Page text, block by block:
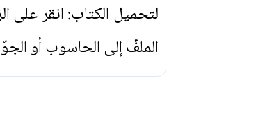
لتحميل الكتاب: انقر على
الملفّ إلى الحاسوب أو